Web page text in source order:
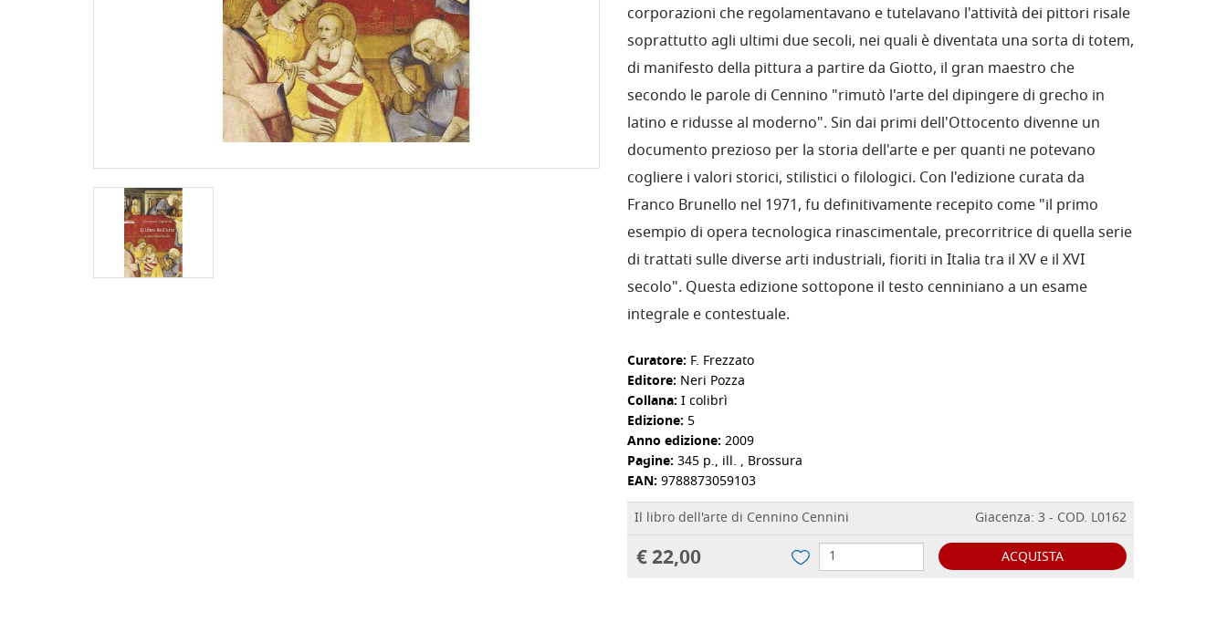
corporazioni che regolamentavano e tutelavano l'attività dei pittori risale
soprattutto agli ultimi due secoli, nei quali è diventata una sorta di totem,
di manifesto della pittura a partire da Giotto, il gran maestro che
secondo le parole di Cennino "rimutò l'arte del dipingere di grecho in
latino e ridusse al moderno". Sin dai primi dell'Ottocento divenne un
documento prezioso per la storia dell'arte e per quanti ne potevano
cogliere i valori storici, stilistici o filologici. Con l'edizione curata da
Franco Brunello nel 1971, fu definitivamente recepito come "il primo
esempio di opera tecnologica rinascimentale, precorritrice di quella serie
di trattati sulle diverse arti industriali, fioriti in Italia tra il XV e il XVI
secolo". Questa edizione sottopone il testo cenniniano a un esame
integrale e contestuale.
Curatore: F. Frezzato
Editore: Neri Pozza
Collana: I colibrì
Edizione: 5
Anno edizione: 2009
Pagine: 345 p., ill. , Brossura
EAN: 9788873059103
Il libro dell'arte di Cennino Cennini
Giacenza: 3 - COD. L0162
€ 22,00 ACQUISTA